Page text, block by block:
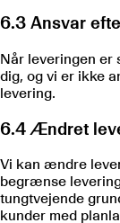
6.3 Ansvar
Når leveringen er
dig, og vi er ikke
levering.
6.4 Ændret
Vi kan ændre
begrænse
tungtvejende
kunder med